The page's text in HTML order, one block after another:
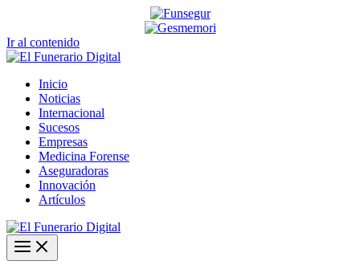
Ir al contenido
Inicio
Noticias
Internacional
Sucesos
Empresas
Medicina Forense
Aseguradoras
Innovación
Artículos